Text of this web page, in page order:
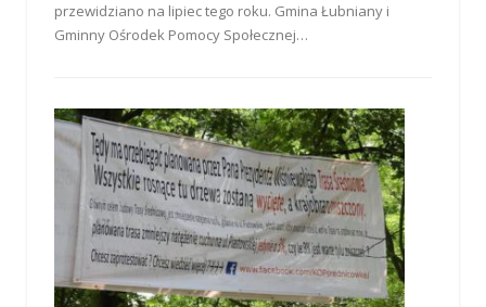
przewidziano na lipiec tego roku. Gmina Łubniany i
Gminny Ośrodek Pomocy Społecznej…